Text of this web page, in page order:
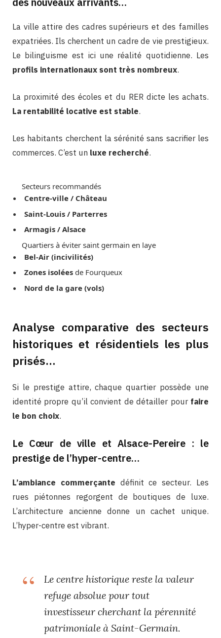
La ville attire des cadres supérieurs et des familles
expatriées. Ils cherchent un cadre de vie prestigieux.
Le bilinguisme est ici une réalité quotidienne. Les
profils internationaux sont très nombreux.
La proximité des écoles et du RER dicte les achats.
La rentabilité locative est stable.
Les habitants cherchent la sérénité sans sacrifier les
commerces. C’est un luxe recherché.
Secteurs recommandés
Centre-ville / Château
Saint-Louis / Parterres
Armagis / Alsace
Quartiers à éviter saint germain en laye
Bel-Air (incivilités)
Zones isoléesde Fourqueux
Nord de la gare (vols)
Analyse comparative des secteurs
historiques et résidentiels les plus
prisés…
Si le prestige attire, chaque quartier possède une
identité propre qu’il convient de détailler pour faire
le bon choix.
Le Cœur de ville et Alsace-Pereire : le
prestige de l’hyper-centre…
L’ambiance commerçante définit ce secteur. Les
rues piétonnes regorgent de boutiques de luxe.
L’architecture ancienne donne un cachet unique.
L’hyper-centre est vibrant.
Le centre historique reste la valeur
refuge absolue pour tout
investisseur cherchant la pérennité
patrimoniale à Saint-Germain.